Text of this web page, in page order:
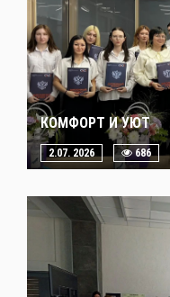
КОМФОРТ И УЮТ
2.07. 2026 686